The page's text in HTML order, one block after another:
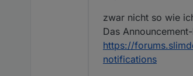
zwar nicht so wie
Das
https://
notifications